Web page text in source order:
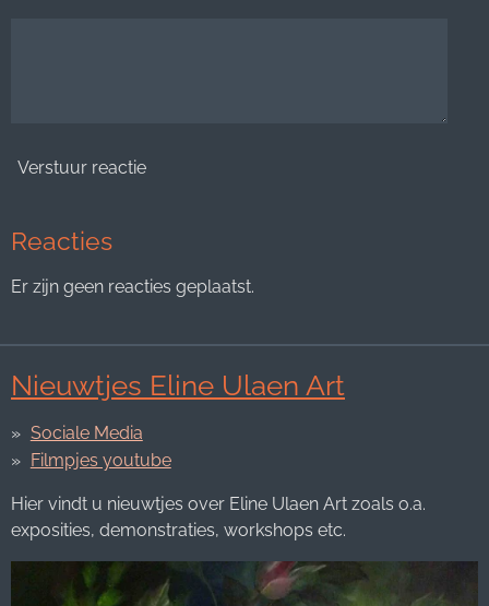
Verstuur reactie
Reacties
Er zijn geen reacties geplaatst.
Nieuwtjes Eline Ulaen Art
Sociale Media
Filmpjes youtube
Hier vindt u nieuwtjes over Eline Ulaen Art zoals o.a.
exposities, demonstraties, workshops etc.